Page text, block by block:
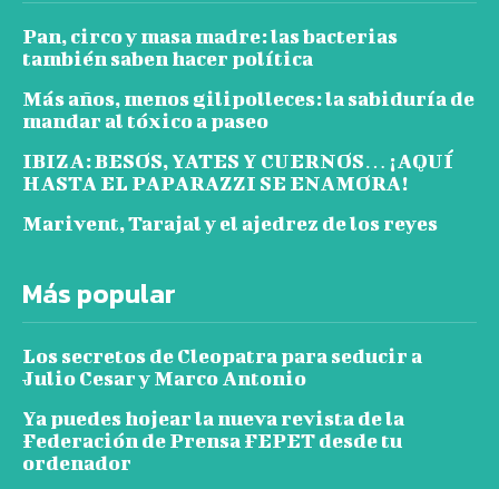
Pan, circo y masa madre: las bacterias
también saben hacer política
Más años, menos gilipolleces: la sabiduría de
mandar al tóxico a paseo
IBIZA: BESOS, YATES Y CUERNOS… ¡AQUÍ
HASTA EL PAPARAZZI SE ENAMORA!
Marivent, Tarajal y el ajedrez de los reyes
Más popular
Los secretos de Cleopatra para seducir a
Julio Cesar y Marco Antonio
Ya puedes hojear la nueva revista de la
Federación de Prensa FEPET desde tu
ordenador